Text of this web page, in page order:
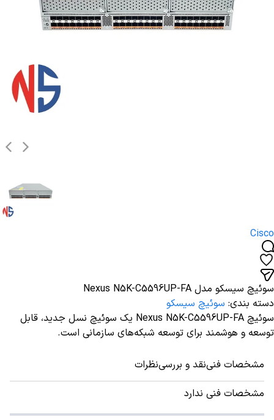
Cisco
سوئیچ سیسکو مدل Nexus N5K-C5596UP-FA
دسته بندی: سوئیچ سیسکو
سوئیچ‌ Nexus N5K-C5596UP-FA یک سوئیچ نسل جدید، قابل
توسعه و هوشمند برای توسعه شبکه‌های سازمانی است.
مشخصات فنینقد و بررسینظرات
مشخصات فنی ندارد